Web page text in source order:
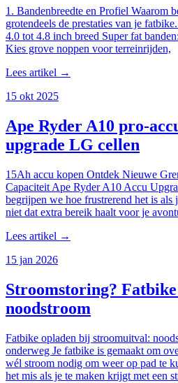
1. Bandenbreedte en Profiel Waarom
grotendeels de prestaties van je
4.0 tot 4.8 inch breed Super fat
Kies grove noppen voor terreinrijden,
Lees artikel →
15 okt 2025
Ape Ryder A10 pro-
upgrade LG cellen
15Ah accu kopen Ontdek Nieuwe
Capaciteit Ape Ryder A10 Accu
begrijpen we hoe frustrerend het is
niet dat extra bereik haalt voor je
Lees artikel →
15 jan 2026
Stroomstoring?
noodstroom
Fatbike opladen bij stroomuitval:
onderweg Je fatbike is gemaakt om
wél stroom nodig om weer op pad te
het mis als je te maken krijgt met een